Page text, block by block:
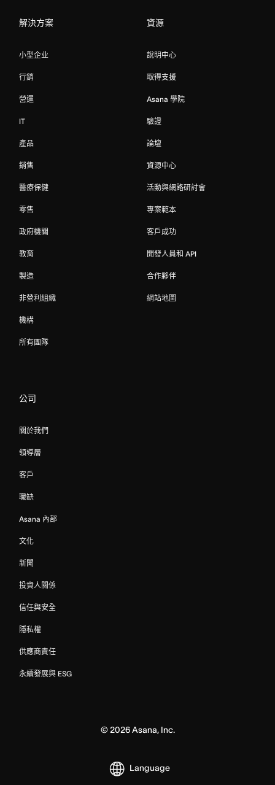
解決方案
小型企业
行銷
營運
IT
產品
銷售
醫療保健
零售
政府機關
教育
製造
非營利組織
機構
所有團隊
資源
說明中心
取得支援
Asana 學院
驗證
論壇
資源中心
活動與網路研討會
專案範本
客戶成功
開發人員和 API
合作夥伴
網站地圖
公司
關於我們
領導層
客戶
職缺
Asana 內部
文化
新聞
投資人關係
信任與安全
隱私權
供應商責任
永續發展與 ESG
© 2026Asana, Inc.
Language